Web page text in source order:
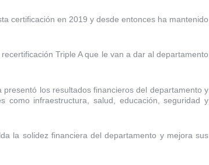
certificación en 2019 y desde entonces ha mantenido
Triple A que le van a dar al departamento
los resultados financieros del departamento y
como infraestructura, salud, educación, seguridad y
la solidez financiera del departamento y mejora sus